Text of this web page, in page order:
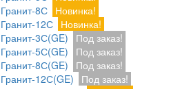
Гранит-8С Новинка!
Гранит-12С Новинка!
Гранит-3С(GE)
Под заказ!
Гранит-5С(GE)
Под заказ!
Гранит-8С(GE)
Под заказ!
Гранит-12С(GE)
Под заказ!